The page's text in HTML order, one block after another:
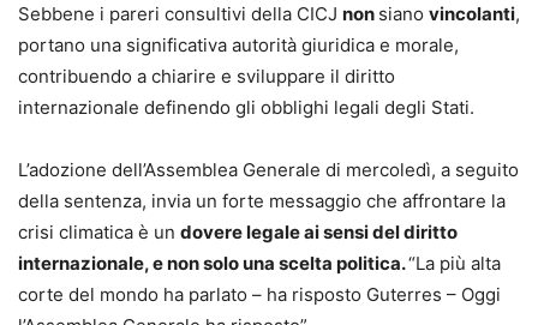
Sebbene i pareri consultivi della CICJ non siano vincolanti,
portano una significativa autorità giuridica e morale,
contribuendo a chiarire e sviluppare il diritto
internazionale definendo gli obblighi legali degli Stati.
L’adozione dell’Assemblea Generale di mercoledì, a seguito
della sentenza, invia un forte messaggio che affrontare la
crisi climatica è un dovere legale ai sensi del diritto
internazionale, e non solo una scelta politica.“La più alta
corte del mondo ha parlato – ha risposto Guterres – Oggi